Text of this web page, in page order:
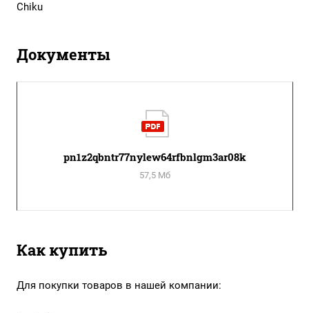
Chiku
Документы
pn1z2qbntr77nylew64rfbnlgm3ar08k
57,5 Мб
Как купить
Для покупки товаров в нашей компании: